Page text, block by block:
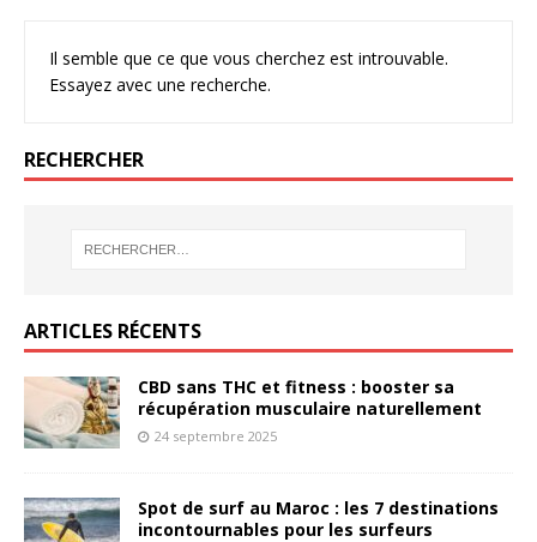
Il semble que ce que vous cherchez est introuvable.
Essayez avec une recherche.
RECHERCHER
ARTICLES RÉCENTS
CBD sans THC et fitness : booster sa
récupération musculaire naturellement
24 septembre 2025
Spot de surf au Maroc : les 7 destinations
incontournables pour les surfeurs